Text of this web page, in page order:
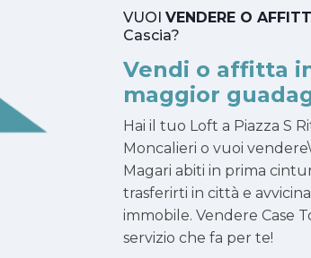
VUOI VENDERE O
Cascia?
Vendi o affitta
maggior
Hai il tuo Loft a Piazza S
Moncalieri o vuoi
Magari abiti in prima
trasferirti in città e
immobile. Vendere Case
servizio che fa per te!